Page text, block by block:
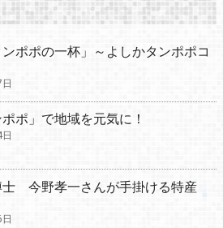
ポポの一杯」～よしかタンポポコ
ポポ」で地域を元気に！
士 今野孝一さんが手掛ける特産